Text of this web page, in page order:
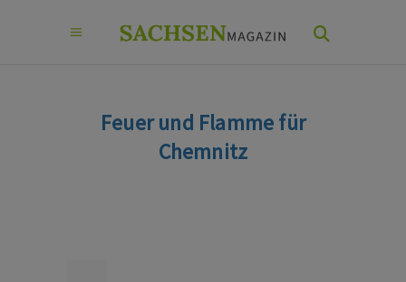
Feuer und Flamme für
Chemnitz